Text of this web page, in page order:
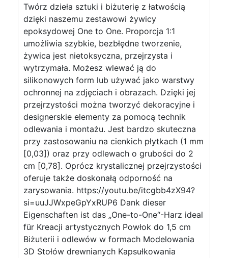
Twórz dzieła sztuki i biżuterię z łatwością
dzięki naszemu zestawowi żywicy
epoksydowej One to One. Proporcja 1:1
umożliwia szybkie, bezbłędne tworzenie,
żywica jest nietoksyczna, przejrzysta i
wytrzymała. Możesz wlewać ją do
silikonowych form lub używać jako warstwy
ochronnej na zdjęciach i obrazach. Dzięki jej
przejrzystości można tworzyć dekoracyjne i
designerskie elementy za pomocą technik
odlewania i montażu. Jest bardzo skuteczna
przy zastosowaniu na cienkich płytkach (1 mm
[0,03]) oraz przy odlewach o grubości do 2
cm [0,78]. Oprócz krystalicznej przejrzystości
oferuje także doskonałą odporność na
zarysowania. https://youtu.be/itcgbb4zX94?
si=uuJJWxpeGpYxRUP6 Dank dieser
Eigenschaften ist das „One-to-One“-Harz ideal
für Kreacji artystycznych Powłok do 1,5 cm
Biżuterii i odlewów w formach Modelowania
3D Stołów drewnianych Kapsułkowania